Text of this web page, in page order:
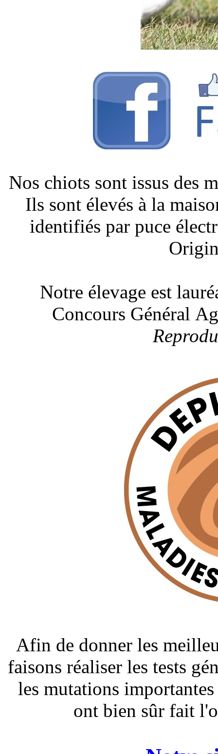
Nos chiots sont issus des
Ils sont élevés à la
identifiés par puce
Notre élevage est
Concours Général
Afin de donner les
faisons réaliser les tests
les mutations
ont bien sûr fait